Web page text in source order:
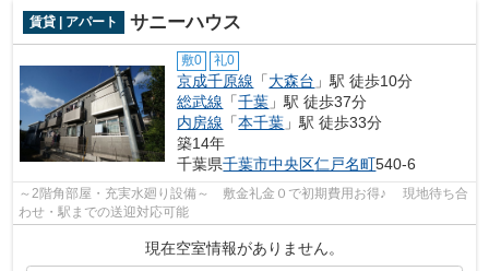
賃貸 | アパート サニーハウス
敷0 礼0
京成千原線 「大森台 」駅 徒歩10分
総武線 「千葉 」駅 徒歩37分
内房線 「本千葉 」駅 徒歩33分
築14年
千葉県千葉市中央区仁戸名町540-6
～2階角部屋・充実水廻り設備～ 敷金礼金０で初期費用お得♪ 現地待ち合
わせ・駅までの送迎対応可能
現在空室情報がありません。